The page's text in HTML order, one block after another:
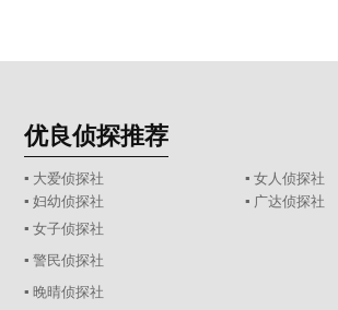
优良侦探推荐
▪ 大爱侦探社
▪ 女人侦探社
▪ 妇幼侦探社
▪ 广达侦探社
▪ 女子侦探社
▪ 警民侦探社
▪ 晚晴侦探社